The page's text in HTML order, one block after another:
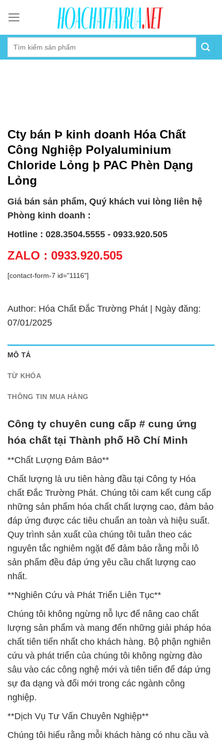
content
Cty bán Þ kinh doanh Hóa Chất
Công Nghiệp Polyaluminium
Chloride Lỏng þ PAC Phèn Dạng
Lỏng
Giá bán sản phẩm, Quý khách vui lòng liên hệ
Phòng kinh doanh :
Hotline : 028.3504.5555 - 0933.920.505
ZALO : 0933.920.505
[contact-form-7 id="1116"]
Author: Hóa Chất Đắc Trường Phát | Ngày đăng:
07/01/2025
MÔ TẢ
TỪ KHÓA
THÔNG TIN MUA HÀNG
Công ty chuyên cung cấp # cung ứng
hóa chất tại Thành phố Hồ Chí Minh
**Chất Lượng Đảm Bảo**
Chất lượng là ưu tiên hàng đầu tại Công ty Hóa
chất Đắc Trường Phát. Chúng tôi cam kết cung cấp
những sản phẩm hóa chất chất lượng cao, đảm bảo
đáp ứng được các tiêu chuẩn an toàn và hiệu suất.
Quy trình sản xuất của chúng tôi tuân theo các
nguyên tắc nghiêm ngặt để đảm bảo rằng mỗi lô
sản phẩm đều đáp ứng yêu cầu chất lượng cao
nhất.
**Nghiên Cứu và Phát Triển Liên Tục**
Chúng tôi không ngừng nỗ lực để nâng cao chất
lượng sản phẩm và mang đến những giải pháp hóa
chất tiên tiến nhất cho khách hàng. Bộ phận nghiên
cứu và phát triển của chúng tôi không ngừng đào
sâu vào các công nghệ mới và tiên tiến để đáp ứng
sự đa dạng và đổi mới trong các ngành công
nghiệp.
**Dịch Vụ Tư Vấn Chuyên Nghiệp**
Chúng tôi hiểu rằng mỗi khách hàng có nhu cầu và